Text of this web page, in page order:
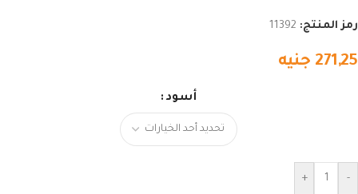
رمز المنتج: 11392
271,25 جنيه
أسود
-
+